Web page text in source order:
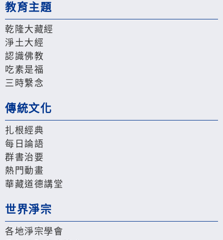
教育主題
乾隆大藏經
淨土大經
認識佛教
吃素是福
三時繫念
傳統文化
扎根經典
每日論語
群書治要
熱門動畫
華藏道德講堂
世界淨宗
各地淨宗學會